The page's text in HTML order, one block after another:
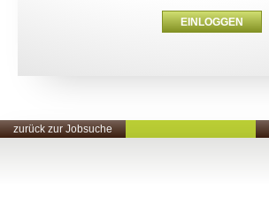
zurück zur Jobsuche